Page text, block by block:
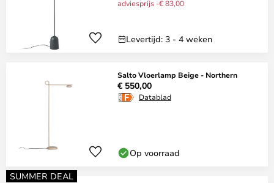
adviesprijs -€ 83,00
Levertijd: 3 - 4 weken
Salto Vloerlamp Beige - Northern
€ 550,00
Datablad
Op voorraad
SUMMER DEAL